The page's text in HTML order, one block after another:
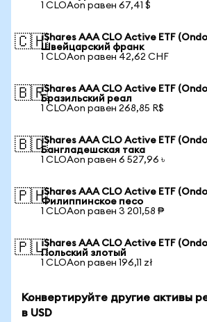
1 CLOAon равен 67,41 $
🇨🇭iShares AAA CLO Active ETF
Швейцарский франк
1 CLOAon равен 42,62 CHF
🇧🇷iShares AAA CLO Active ETF
Бразильский реал
1 CLOAon равен 268,85 R$
🇧🇩iShares AAA CLO Active ETF
Бангладешская така
1 CLOAon равен 6 527,96 ৳
🇵🇭iShares AAA CLO Active ETF
Филиппинское песо
1 CLOAon равен 3 201,58 ₱
🇵🇱iShares AAA CLO Active ETF
Польский злотый
1 CLOAon равен 196,11 zł
Конвертируйте другие активы
в USD